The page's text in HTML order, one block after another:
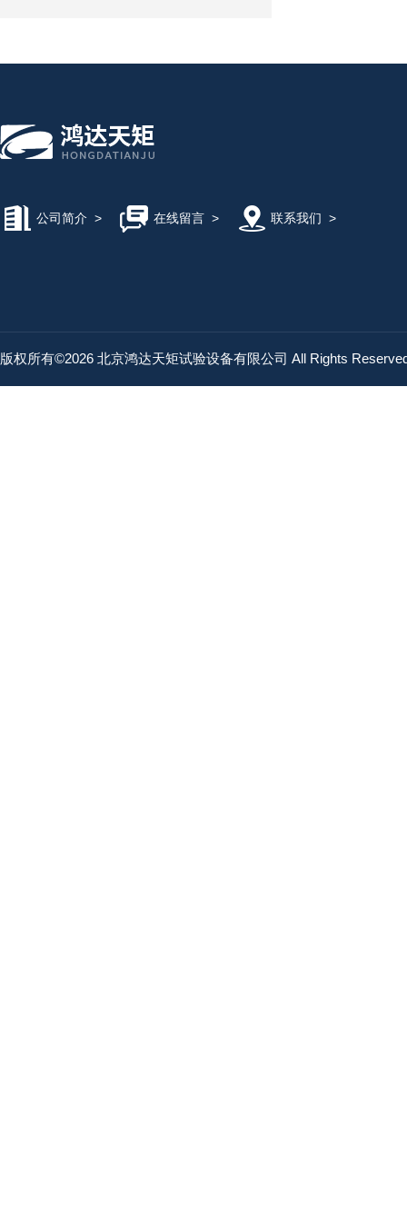
公司简介 > 在线留言> 联系我们 >
版权所有©2026 北京鸿达天矩试验设备有限公司 All Rights